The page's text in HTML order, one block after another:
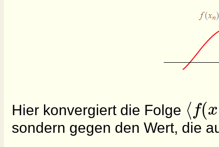
Hier konvergiert die Folge ⟨f(x
sondern gegen den Wert, die